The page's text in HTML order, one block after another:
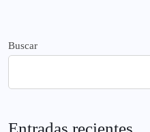
Buscar